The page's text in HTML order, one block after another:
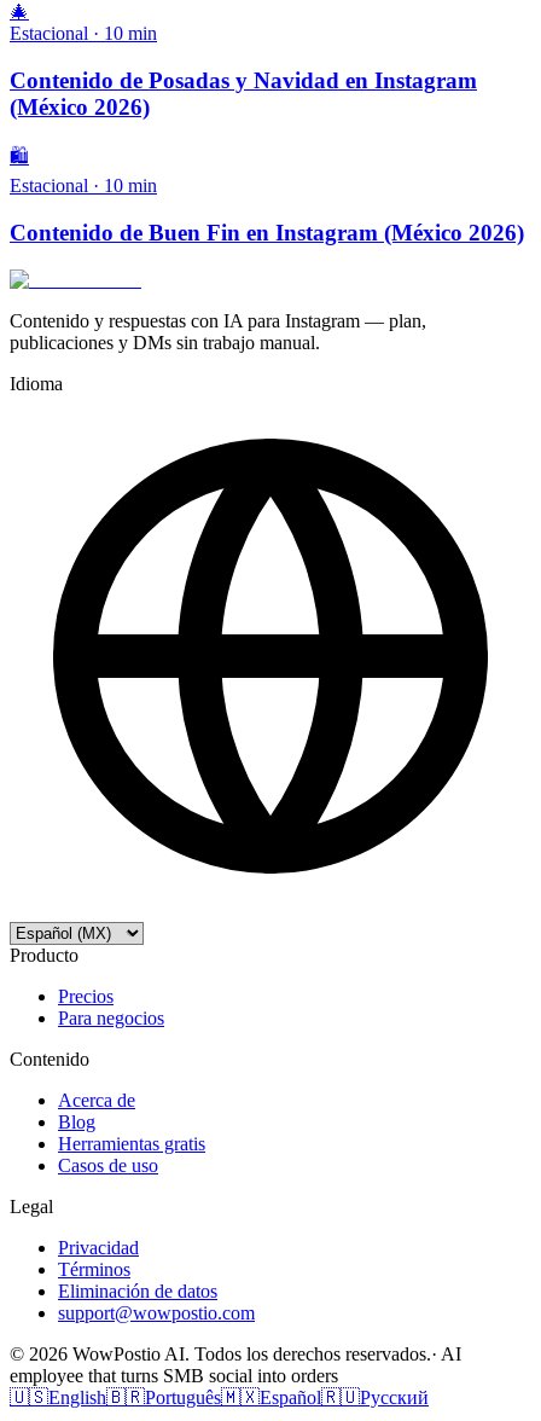
🎄
Estacional · 10 min
Contenido de Posadas y Navidad en Instagram
(México 2026)
🛍️
Estacional · 10 min
Contenido de Buen Fin en Instagram (México 2026)
Contenido y respuestas con IA para Instagram — plan,
publicaciones y DMs sin trabajo manual.
Idioma
Producto
Precios
Para negocios
Contenido
Acerca de
Blog
Herramientas gratis
Casos de uso
Legal
Privacidad
Términos
Eliminación de datos
support@wowpostio.com
© 2026 WowPostio AI. Todos los derechos reservados.· AI
employee that turns SMB social into orders
🇺🇸English🇧🇷Português🇲🇽Español🇷🇺Русский